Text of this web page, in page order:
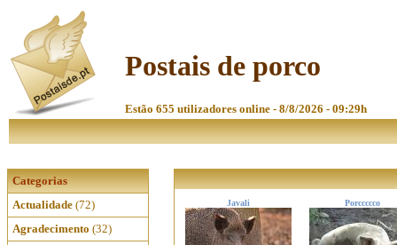
Postais de porco
Estão 655 utilizadores online - 8/8/2026 - 09:29h
Categorias
Actualidade (72)
Agradecimento (32)
Javali Porccccco